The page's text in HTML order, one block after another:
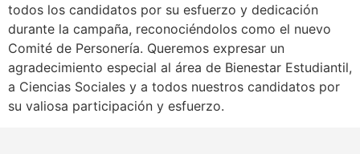
todos los candidatos por su esfuerzo y dedicación
durante la campaña, reconociéndolos como el nuevo
Comité de Personería. Queremos expresar un
agradecimiento especial al área de Bienestar Estudiantil,
a Ciencias Sociales y a todos nuestros candidatos por
su valiosa participación y esfuerzo.